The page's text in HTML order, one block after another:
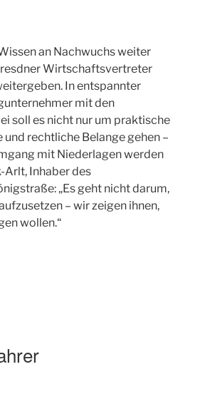
an Nachwuchs weiter
Wirtschaftsvertreter
In entspannter
mit den
soll es nicht nur um praktische
rechtliche Belange gehen –
mit Niederlagen werden
Inhaber des
„Es geht nicht darum,
– wir zeigen ihnen,
wollen.“